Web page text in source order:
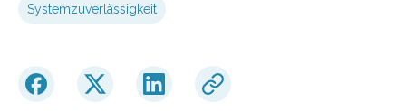
Systemzuverlässigkeit